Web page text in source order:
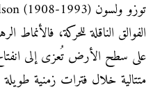
الفوالق الناقلة للحركة، فالأنماط
على سطح الأرض تُعزى إلى
متتالية خلال فترات زمنية